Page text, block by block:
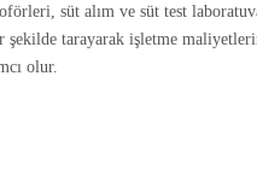
süt alım ve süt test
şekilde tarayarak işletme
olur.